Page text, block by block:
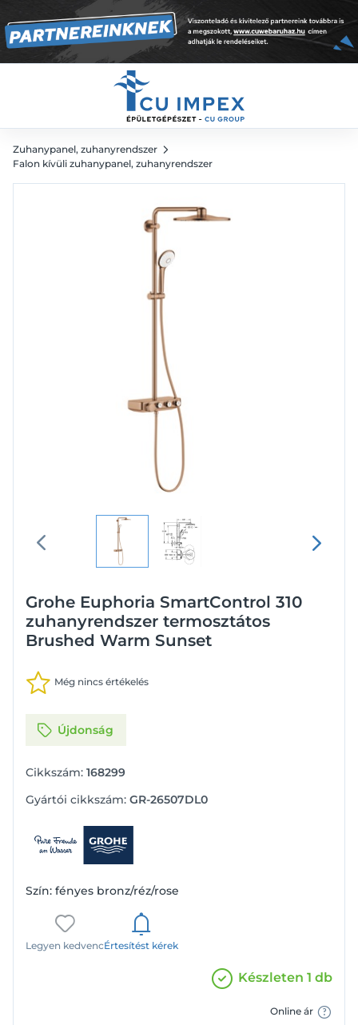
Zuhanypanel, zuhanyrendszer
Falon kívüli zuhanypanel, zuhanyrendszer
Grohe Euphoria SmartControl 310
zuhanyrendszer termosztátos
Brushed Warm Sunset
Még nincs értékelés
Újdonság
Cikkszám: 168299
Gyártói cikkszám: GR-26507DL0
Szín: fényes bronz/réz/rose
Legyen kedvencÉrtesítést kérek
Készleten 1 db
Online ár
Sunset
630 992 Ft